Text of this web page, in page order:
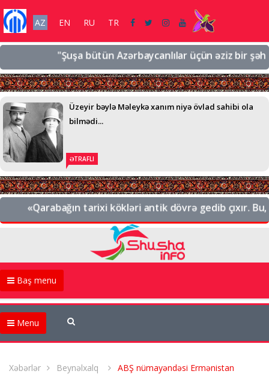
AZ EN RU TR
"Şuşa bütün Azərbaycanlılar üçün əziz bir
Üzeyir bəylə Məleykə xanım niyə övlad sahibi ola
bilmədi...
ƏTRAFLI
«Qarabağın tarixi kökləri antik dövrə gedib çıxır. Bu,
Baş menu
Menu
Xəbərlər Beynəlxalq
ABŞ nümayəndəsi Ermənistan